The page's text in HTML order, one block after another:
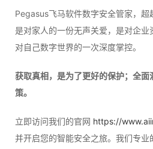
Pegasus飞马软件数字安全管家，超
是对家人的一份无声关爱，是对企
对自己数字世界的一次深度掌控。
获取真相，是为了更好的保护；全
策。
立即访问我们的官网 https://
并开启您的智能安全之旅。我们专